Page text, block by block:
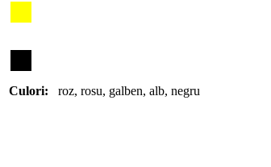
Culori: roz, rosu, galben, alb, negru